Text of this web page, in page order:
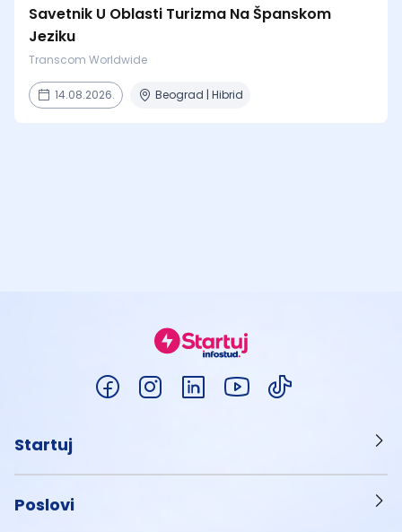
Savetnik U Oblasti Turizma Na Španskom
Jeziku
Transcom Worldwide
14.08.2026. Beograd | Hibrid
Startuj
Poslovi